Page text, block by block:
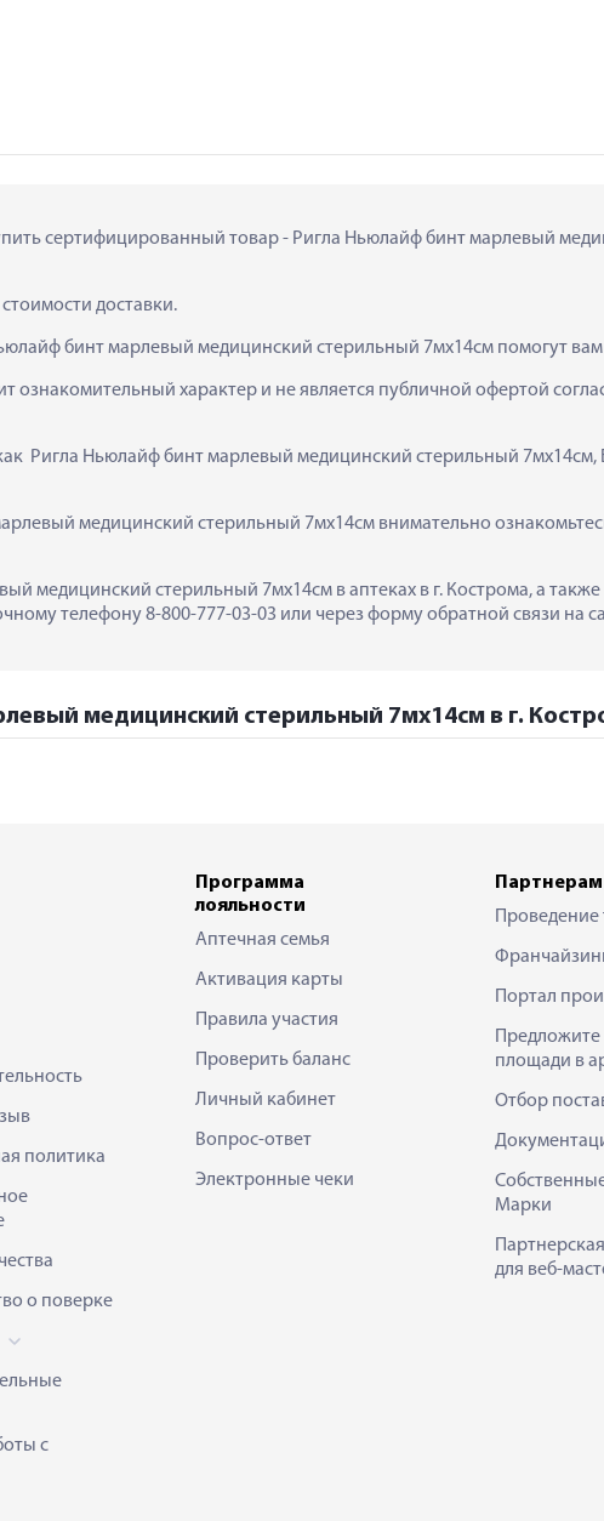
сертифицированный товар - Ригла Ньюлайф бинт марлевый
доставки.
бинт марлевый медицинский стерильный 7мх14см помогут
характер и не является публичной офертой
Ригла Ньюлайф бинт марлевый медицинский стерильный
медицинский стерильный 7мх14см внимательно
медицинский стерильный 7мх14см в аптеках в г. Кострома, а
телефону 8-800-777-03-03 или через форму обратной связи на
медицинский стерильный 7мх14см в г.
политика
о поверке
с
Программа
лояльности
Аптечная семья
Активация карты
Правила участия
Проверить баланс
Личный кабинет
Вопрос-ответ
Электронные чеки
Партнерам
Проведение
Портал
площади в
Отбор
Марки
для веб-